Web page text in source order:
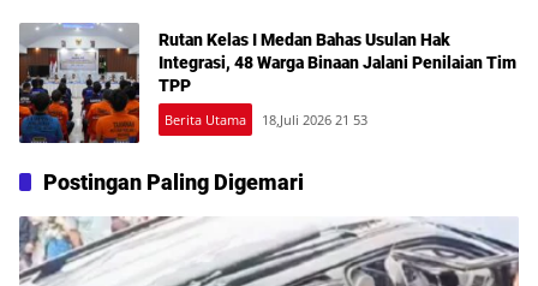
Rutan Kelas I Medan Bahas Usulan Hak
Integrasi, 48 Warga Binaan Jalani Penilaian Tim
TPP
Berita Utama 18,Juli 2026 21 53
Postingan Paling Digemari